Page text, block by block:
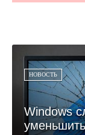
НОВОСТЬ
Windows